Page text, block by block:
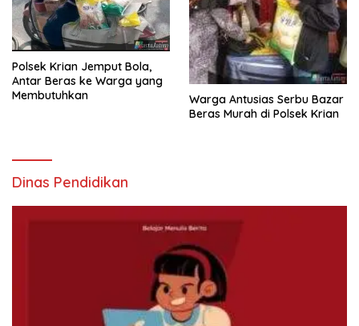
Polsek Krian Jemput Bola,
Antar Beras ke Warga yang
Membutuhkan
Warga Antusias Serbu Bazar
Beras Murah di Polsek Krian
Dinas Pendidikan